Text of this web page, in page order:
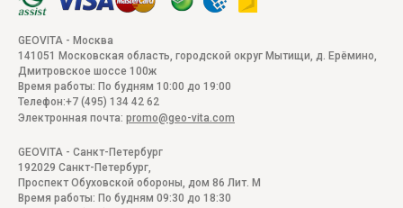
GEOVITA - Москва
141051
Московская область, городской округ Мытищи, д. Ерёмино,
Дмитровское шоссе 100ж
Время работы: По будням 10:00 до 19:00
Телефон:+7 (495) 134 42 62
Электронная почта: promo@geo-vita.com
GEOVITA - Санкт-Петербург
192029 Санкт-Петербург,
Проспект Обуховской обороны, дом 86 Лит. М
Время работы: По будням 09:30 до 18:30